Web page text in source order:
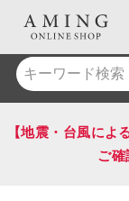
HOT KEY WORD
【地震・台風によ
ご確